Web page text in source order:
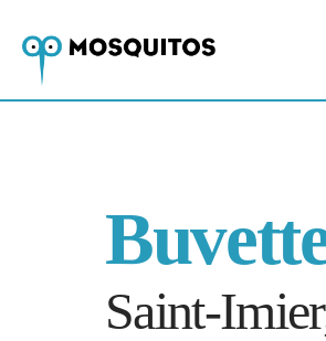
Saint-